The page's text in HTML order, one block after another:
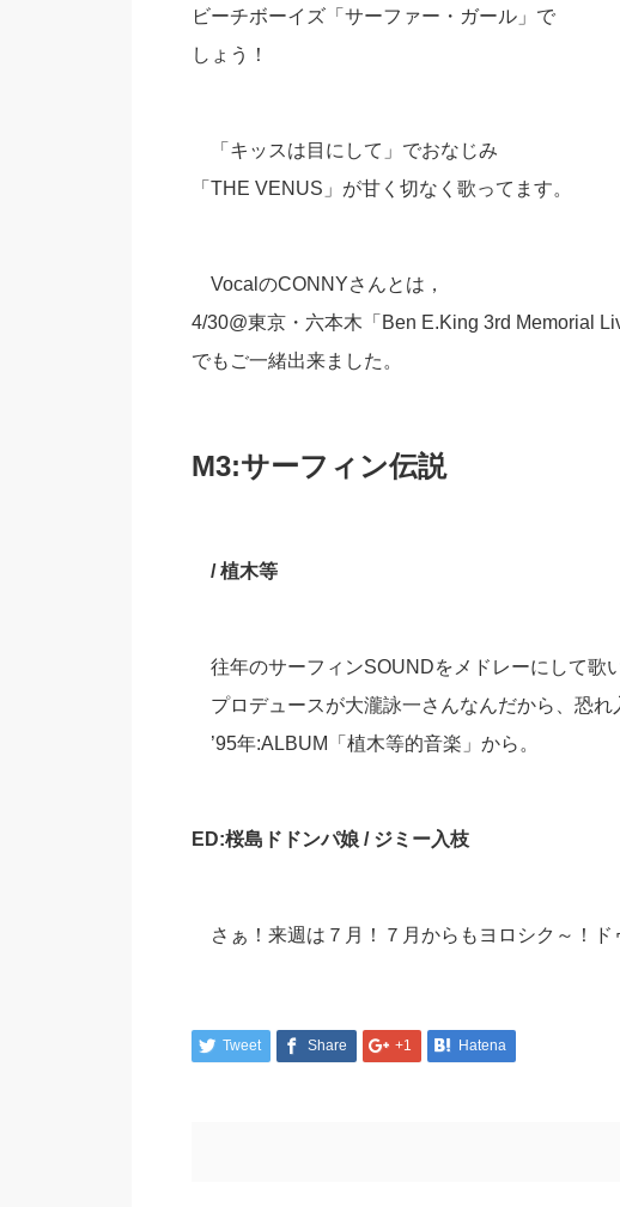
ビーチボーイズ「サーファー・ガール」で
しょう！
「キッスは目にして」でおなじみ
「THE VENUS」が甘く切なく歌ってます。
VocalのCONNYさんとは，
4/30@東京・六本木「Ben E.King 3rd Memorial
でもご一緒出来ました。
M3:サーフィン伝説
/ 植木等
往年のサーフィンSOUNDをメドレーにして歌
プロデュースが大瀧詠一さんなんだから、恐れ
’95年:ALBUM「植木等的音楽」から。
ED:桜島ドドンパ娘 / ジミー入枝
さぁ！来週は７月！７月からもヨロシク～！ド
Tweet Share +1 Hatena